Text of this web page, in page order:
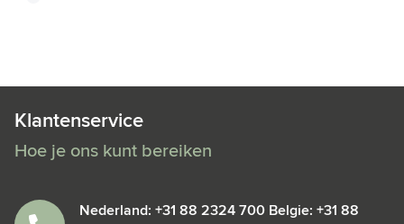
Klantenservice
Hoe je ons kunt bereiken
Nederland: +31 88 2324 700 Belgie: +31 88